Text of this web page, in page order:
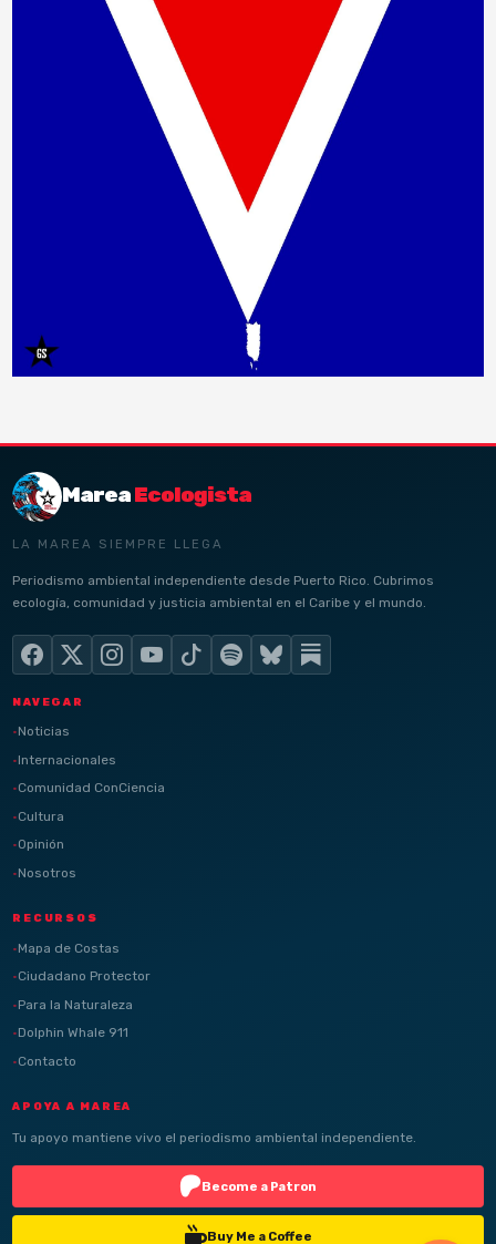
MareaEcologista
LA MAREA SIEMPRE LLEGA
Periodismo ambiental independiente desde Puerto Rico. Cubrimos
ecología, comunidad y justicia ambiental en el Caribe y el mundo.
NAVEGAR
Noticias
Internacionales
Comunidad ConCiencia
Cultura
Opinión
Nosotros
RECURSOS
Mapa de Costas
Ciudadano Protector
Para la Naturaleza
Dolphin Whale 911
Contacto
APOYA A MAREA
Tu apoyo mantiene vivo el periodismo ambiental independiente.
Become a Patron
Buy Me a Coffee